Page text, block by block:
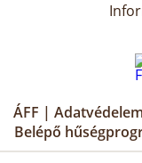
ÁFF | Adatvédelem
Belépő